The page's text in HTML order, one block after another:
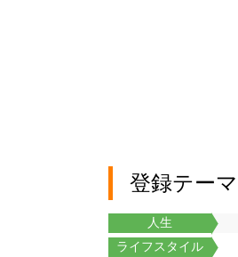
登録テー
人生
ライフスタイル